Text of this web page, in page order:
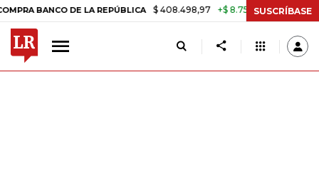
DE LA REPÚBLICA $ 408.498,97 +$ 8.753,81 +2,19% TASA
SUSCRÍBASE